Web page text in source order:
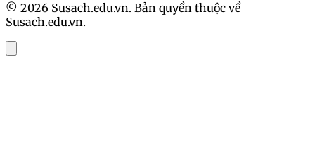
© 2026 Susach.edu.vn. Bản quyền thuộc về
Susach.edu.vn.